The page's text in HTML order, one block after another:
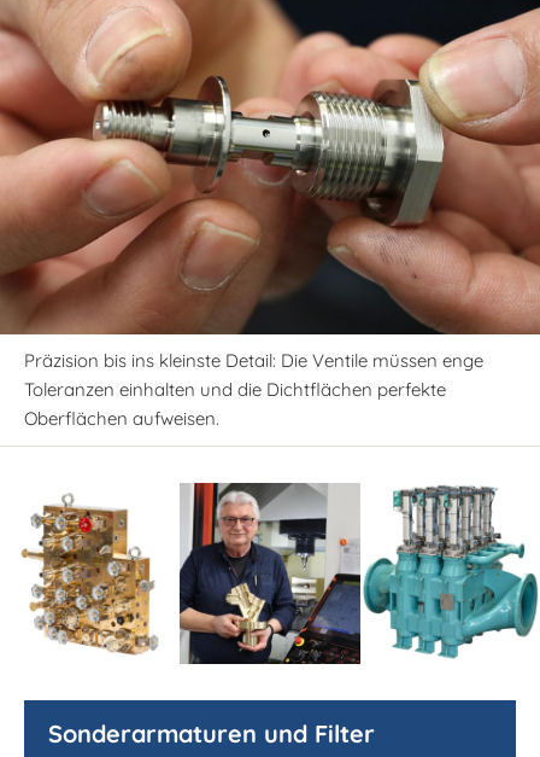
Präzision bis ins kleinste Detail: Die Ventile müssen enge
Toleranzen einhalten und die Dichtflächen perfekte
Oberflächen aufweisen.
Sonderarmaturen und Filter